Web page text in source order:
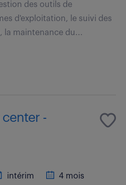
des outils de
d'exploitation, le suivi des
la maintenance du...
-
intérim
4 mois